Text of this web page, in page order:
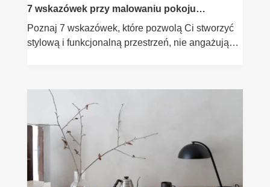
7 wskazówek przy malowaniu pokoju
dziecięcego
Poznaj 7 wskazówek, które pozwolą Ci stworzyć
stylową i funkcjonalną przestrzeń, nie angażując